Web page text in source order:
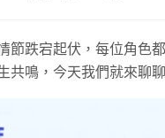
節跌宕起伏，每位角色
共鳴，今天我們就來聊